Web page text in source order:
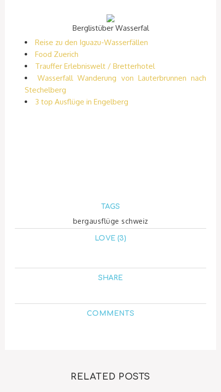
Berglistüber Wasserfal
Reise zu den Iguazu-Wasserfällen
Food Zuerich
Trauffer Erlebniswelt / Bretterhotel
Wasserfall Wanderung von Lauterbrunnen nach
Stechelberg
3 top Ausflüge in Engelberg
TAGS
bergausflüge schweiz
LOVE (3)
SHARE
COMMENTS
RELATED POSTS